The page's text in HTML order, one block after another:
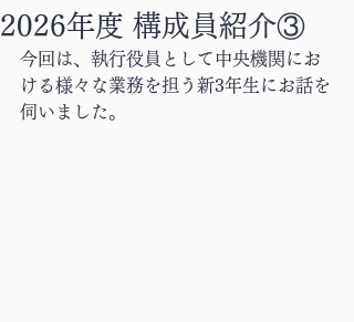
2026年度 構成員紹介③
今回 は、執行役員として中央機関にお
ける様々な業務を担う新3年生にお話を
伺いました。